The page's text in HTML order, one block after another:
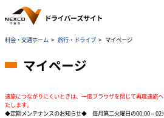
料金・交通ホーム > 旅行・ドライブ > マイページ
マイページ
速旅につながりにくいときは、一度ブラウザを閉じて再度速旅
たします。
◆定期メンテナンスのお知らせ◆ 毎月第二火曜日の00:00～